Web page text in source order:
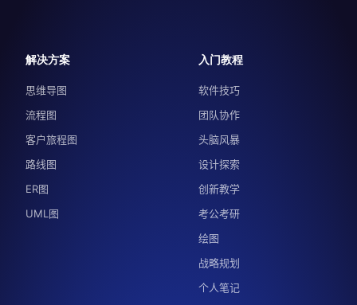
解决方案
思维导图
流程图
客户旅程图
路线图
ER图
UML图
入门教程
软件技巧
团队协作
头脑风暴
设计探索
创新教学
考公考研
绘图
战略规划
个人笔记